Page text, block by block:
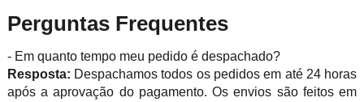
Perguntas Frequentes
- Em quanto tempo meu pedido é despachado?
Resposta: Despachamos todos os pedidos em até 24 horas
após a aprovação do pagamento. Os envios são feitos em